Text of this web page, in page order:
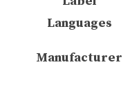
Languages
Manufacturer